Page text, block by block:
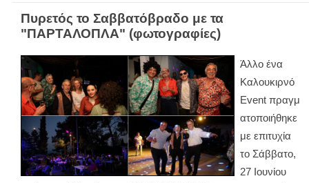
Πυρετός το Σαββατόβραδο με τα
"ΠΑΡΤΑΛΟΠΛΑ" (φωτογραφίες)
Άλλο ένα
Καλουκιρνό
Εvent πραγμ
ατοποιήθηκε
με επιτυχία
το Σάββατο,
27 Ιουνίου